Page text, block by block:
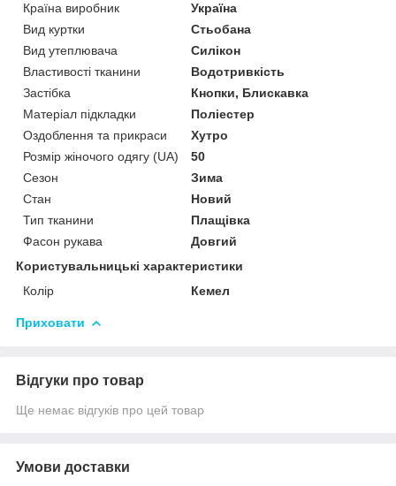
Країна виробник
Україна
Вид куртки
Стьобана
Вид утеплювача
Силікон
Властивості тканини
Водотривкість
Застібка
Кнопки, Блискавка
Матеріал підкладки
Поліестер
Оздоблення та прикраси
Хутро
Розмір жіночого одягу (UA)
50
Сезон
Зима
Стан
Новий
Тип тканини
Плащівка
Фасон рукава
Довгий
Користувальницькі характеристики
Колір
Кемел
Приховати
Відгуки про товар
Ще немає відгуків про цей товар
Умови доставки